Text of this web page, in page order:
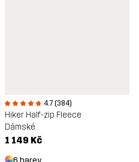
4.7 (384)
Hiker Half-zip Fleece
Dámské
1 149 Kč